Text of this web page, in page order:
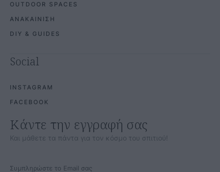
OUTDOOR SPACES
ΑΝΑΚΑΙΝΙΣΗ
DIY & GUIDES
Social
INSTAGRAM
FACEBOOK
Κάντε την εγγραφή σας
Και μάθετε τα πάντα για τον κόσμο του σπιτιού!
Συμπληρώστε το Email σας